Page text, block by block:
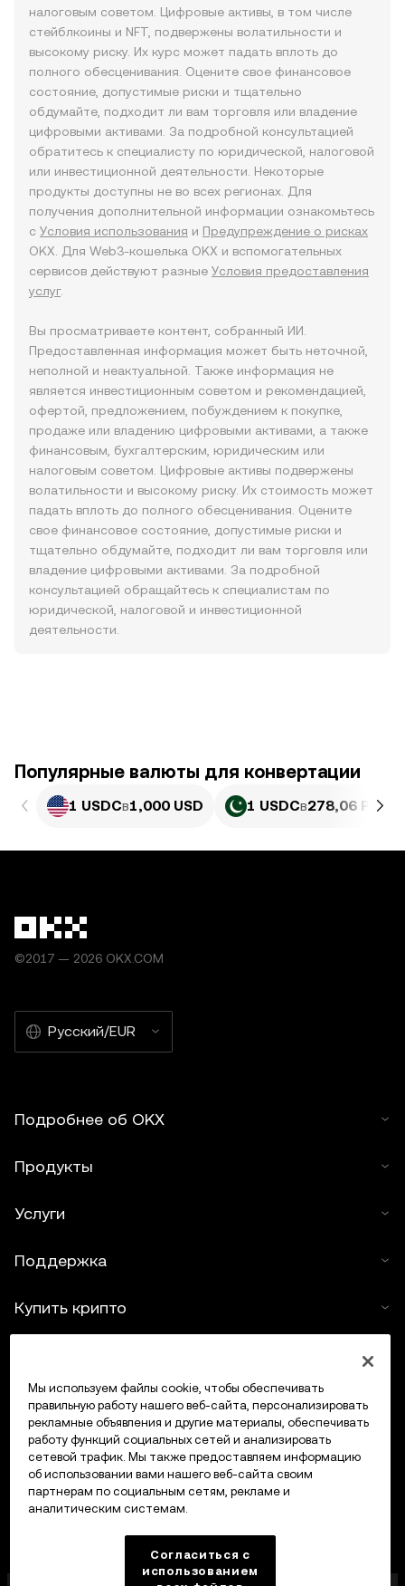
налоговым советом. Цифровые активы, в том числе
стейблкоины и NFT, подвержены волатильности и
высокому риску. Их курс может падать вплоть до
полного обесценивания. Оцените свое финансовое
состояние, допустимые риски и тщательно
обдумайте, подходит ли вам торговля или владение
цифровыми активами. За подробной консультацией
обратитесь к специалисту по юридической, налоговой
или инвестиционной деятельности. Некоторые
продукты доступны не во всех регионах. Для
получения дополнительной информации ознакомьтесь
с Условия использования и Предупреждение о рисках
OKX. Для Web3-кошелька OKX и вспомогательных
сервисов действуют разные Условия предоставления
услуг.
Вы просматриваете контент, собранный ИИ.
Предоставленная информация может быть неточной,
неполной и неактуальной. Также информация не
является инвестиционным советом и рекомендацией,
офертой, предложением, побуждением к покупке,
продаже или владению цифровыми активами, а также
финансовым, бухгалтерским, юридическим или
налоговым советом. Цифровые активы подвержены
волатильности и высокому риску. Их стоимость может
падать вплоть до полного обесценивания. Оцените
свое финансовое состояние, допустимые риски и
тщательно обдумайте, подходит ли вам торговля или
владение цифровыми активами. За подробной
консультацией обращайтесь к специалистам по
юридической, налоговой и инвестиционной
деятельности.
Популярные валюты для конвертации
1 USDCв1,000 USD 1 USDCв278,06 PKR
©2017 — 2026 OKX.COM
Русский/EUR
Подробнее об OKX
Продукты
Услуги
Поддержка
Купить крипто
Трейдинг
Мы используем файлы cookie, чтобы обеспечивать
правильную работу нашего веб-сайта, персонализировать
рекламные объявления и другие материалы, обеспечивать
работу функций социальных сетей и анализировать
сетевой трафик. Мы также предоставляем информацию
об использовании вами нашего веб-сайта своим
партнерам по социальным сетям, рекламе и
аналитическим системам.
Согласиться с
использованием